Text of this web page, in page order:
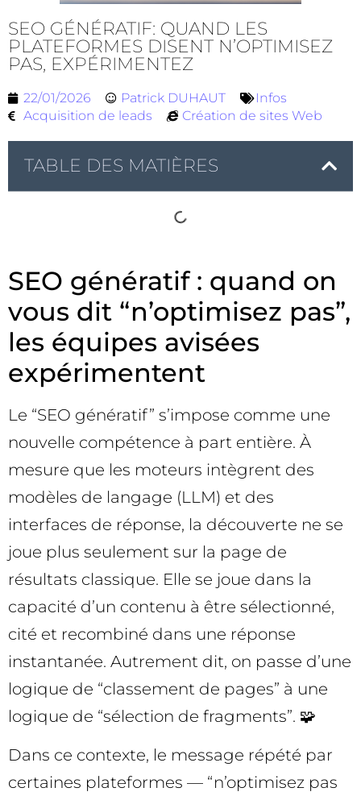
SEO GÉNÉRATIF: QUAND LES
PLATEFORMES DISENT N’OPTIMISEZ
PAS, EXPÉRIMENTEZ
22/01/2026 Patrick DUHAUT
Infos
Acquisition de leads
Création de sites Web
TABLE DES MATIÈRES
SEO génératif : quand on
vous dit “n’optimisez pas”,
les équipes avisées
expérimentent
Le “SEO génératif” s’impose comme une
nouvelle compétence à part entière. À
mesure que les moteurs intègrent des
modèles de langage (LLM) et des
interfaces de réponse, la découverte ne se
joue plus seulement sur la page de
résultats classique. Elle se joue dans la
capacité d’un contenu à être sélectionné,
cité et recombiné dans une réponse
instantanée. Autrement dit, on passe d’une
logique de “classement de pages” à une
logique de “sélection de fragments”. 🧩
Dans ce contexte, le message répété par
certaines plateformes — “n’optimisez pas